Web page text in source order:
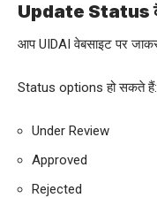
Update Status
आप UIDAI वेबसाइट पर
Status options हो सकते हैं:
Under Review
Approved
Rejected